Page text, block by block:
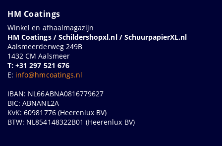
HM Coatings
Winkel en afhaalmagazijn
HM Coatings / Schildershopxl.nl / SchuurpapierXL.nl
Aalsmeerderweg 249B
1432 CM Aalsmeer
T: +31 297 521 676
E: info@hmcoatings.nl
IBAN: NL66ABNA0816779627
BIC: ABNANL2A
KvK: 60981776 (Heerenlux BV)
BTW: NL854148322B01 (Heerenlux BV)